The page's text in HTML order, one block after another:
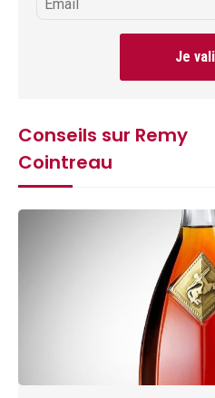
Je
Conseils sur Remy
Cointreau